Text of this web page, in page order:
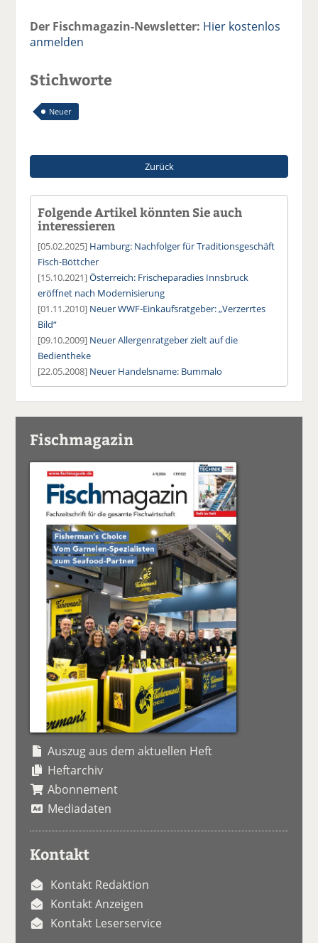
Der Fischmagazin-Newsletter: Hier kostenlos
anmelden
Stichworte
Neuer
Zurück
Folgende Artikel könnten Sie auch
interessieren
[05.02.2025] Hamburg: Nachfolger für Traditionsgeschäft
Fisch-Böttcher
[15.10.2021]Österreich: Frischeparadies Innsbruck
eröffnet nach Modernisierung
[01.11.2010] Neuer WWF-Einkaufsratgeber: „Verzerrtes
Bild“
[09.10.2009] Neuer Allergenratgeber zielt auf die
Bedientheke
[22.05.2008] Neuer Handelsname: Bummalo
Fischmagazin
Auszug aus dem aktuellen Heft
Heftarchiv
Abonnement
Mediadaten
Kontakt
Kontakt Redaktion
Kontakt Anzeigen
Kontakt Leserservice